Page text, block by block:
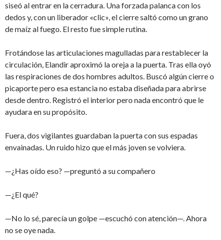
siseó al entrar en la cerradura. Una forzada palanca con los
dedos y, con un liberador «clic», el cierre saltó como un grano
de maíz al fuego. El resto fue simple rutina.
Frotándose las articulaciones magulladas para restablecer la
circulación, Elandir aproximó la oreja a la puerta. Tras ella oyó
las respiraciones de dos hombres adultos. Buscó algún cierre o
picaporte pero esa estancia no estaba diseñada para abrirse
desde dentro. Registró el interior pero nada encontró que le
ayudara en su propósito.
Fuera, dos vigilantes guardaban la puerta con sus espadas
envainadas. Un ruido hizo que el más joven se volviera.
—¿Has oído eso? —preguntó a su compañero
—¿El qué?
—No lo sé, parecía un golpe —escuchó con atención—. Ahora
no se oye nada.